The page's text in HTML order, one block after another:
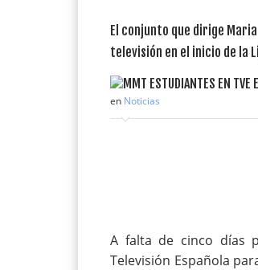
El conjunto que dirige
televisión en el inicio de la
en Noticias
A falta de cinco días
Televisión Española